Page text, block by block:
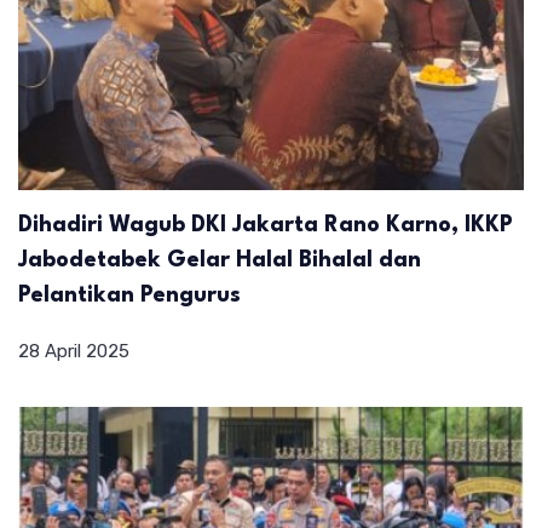
Dihadiri Wagub DKI Jakarta Rano Karno, IKKP
Jabodetabek Gelar Halal Bihalal dan
Pelantikan Pengurus
28 April 2025